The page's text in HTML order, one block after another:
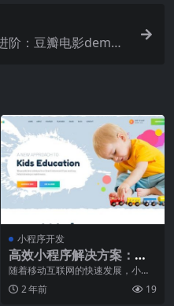
阶：豆瓣电影demoJ
小程序开发
高效小程序解决方案：让
开发者事半功倍
随着移动互联网的快速发展，小程
序已经成为了越来越多企业和个人
开发者的首选。然而，
2 年前 19